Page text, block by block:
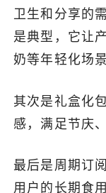
卫生和分享的
是典型，它让
奶等年轻化场景
其次是礼盒化
感，满足节庆
最后是周期订
用户的长期食